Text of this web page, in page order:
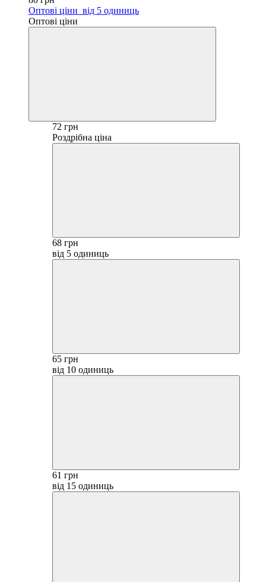
Оптові ціни від 5 одиниць
Оптові ціни
72 грн
Роздрібна ціна
68 грн
від 5 одиниць
65 грн
від 10 одиниць
61 грн
від 15 одиниць